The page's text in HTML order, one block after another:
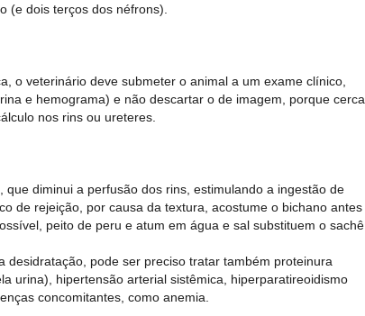
(e dois terços dos néfrons).
o veterinário deve submeter o animal a um exame clínico,
e hemograma) e não descartar o de imagem, porque cerca
nos rins ou ureteres.
que diminui a perfusão dos rins, estimulando a ingestão de
de rejeição, por causa da textura, acostume o bichano antes
peito de peru e atum em água e sal substituem o sachê.
desidratação, pode ser preciso tratar também proteinura
urina), hipertensão arterial sistêmica, hiperparatireoidismo
concomitantes, como anemia.